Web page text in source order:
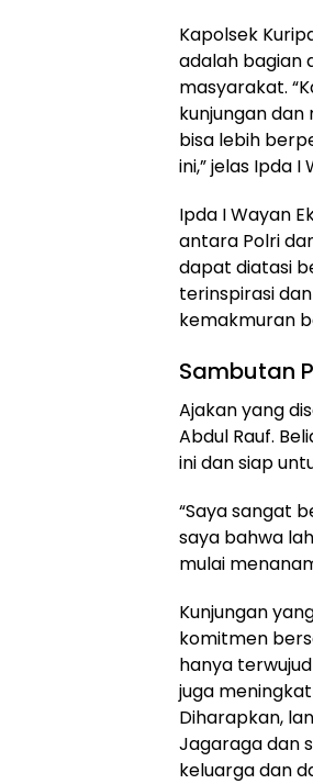
Kapolsek
adalah bagian
masyarakat.
kunjungan
bisa lebih
ini,” jelas Ipda I
Ipda I Wayan
antara Polri
dapat diatasi
terinspirasi
kemakmuran
Sambutan
Ajakan yang
Abdul Rauf.
ini dan siap
“Saya sangat
saya bahwa
mulai
Kunjungan
komitmen
hanya
juga
Diharapkan,
Jagaraga dan
keluarga dan